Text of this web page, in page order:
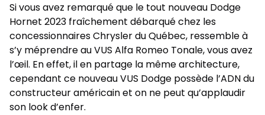
Si vous avez remarqué que le tout nouveau Dodge
Hornet 2023 fraîchement débarqué chez les
concessionnaires Chrysler du Québec, ressemble à
s’y méprendre au VUS Alfa Romeo Tonale, vous avez
l’œil. En effet, il en partage la même architecture,
cependant ce nouveau VUS Dodge possède l’ADN du
constructeur américain et on ne peut qu’applaudir
son look d’enfer.